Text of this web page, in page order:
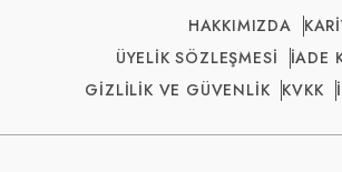
HAKKIMIZDA
ÜYELİK SÖZLEŞMESİ
İADE
GİZLİLİK VE GÜVENLİK KVKK